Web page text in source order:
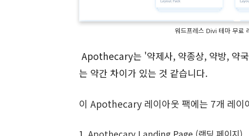
워드프레스 Divi 테마 무료
Apothecary는 '약제사, 약종상, 약방, 약
는 약간 차이가 있는 것 같습니다.
이 Apothecary 레이아웃 팩에는 7개 레이